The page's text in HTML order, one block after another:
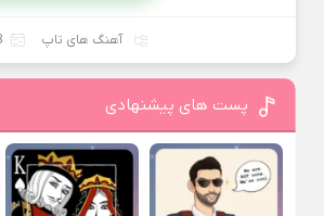
آهنگ های تاپ
پست های پیشنهادی